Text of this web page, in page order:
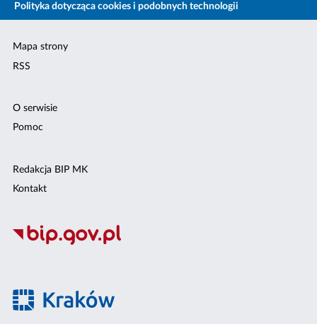
Polityka dotycząca cookies i podobnych technologii
Mapa strony
RSS
O serwisie
Pomoc
Redakcja BIP MK
Kontakt